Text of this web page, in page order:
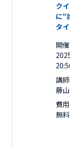
ク
に“
タ
開
講師
藤
費用
無